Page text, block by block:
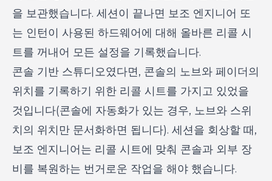
을 보관했습니다. 세션이 끝나면 보조 엔지니어 또
는 인턴이 사용된 하드웨어에 대해 올바른 리콜 시
트를 꺼내어 모든 설정을 기록했습니다.
콘솔 기반 스튜디오였다면, 콘솔의 노브와 페이더의
위치를 기록하기 위한 리콜 시트를 가지고 있었을
것입니다(콘솔에 자동화가 있는 경우, 노브와 스위
치의 위치만 문서화하면 됩니다). 세션을 회상할 때,
보조 엔지니어는 리콜 시트에 맞춰 콘솔과 외부 장
비를 복원하는 번거로운 작업을 해야 했습니다.